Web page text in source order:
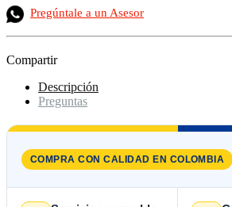
Pregúntale a un Asesor
Compartir
Descripción
Preguntas
COMPRA CON CALIDAD EN COLOMBIA